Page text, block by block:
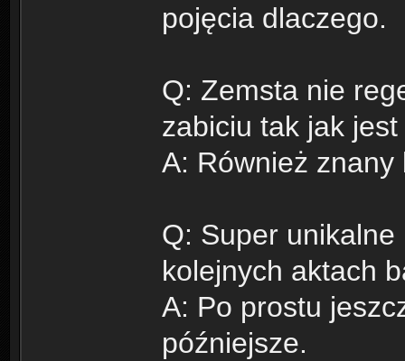
pojęcia dlaczego.
Q: Zemsta nie
zabiciu tak jak
A: Również znany
Q: Super
kolejnych aktach
A: Po prostu
późniejsze.